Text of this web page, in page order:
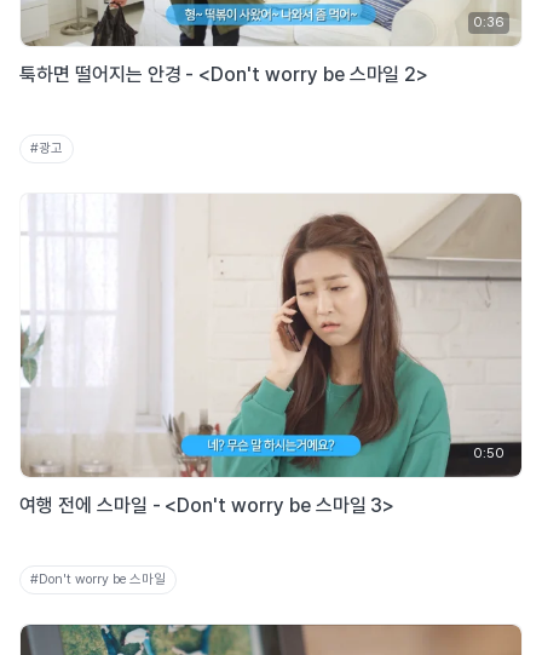
0:36
툭하면 떨어지는 안경 - <Don't worry be 스마일 2>
#광고
0:50
여행 전에 스마일 - <Don't worry be 스마일 3>
#Don't worry be 스마일